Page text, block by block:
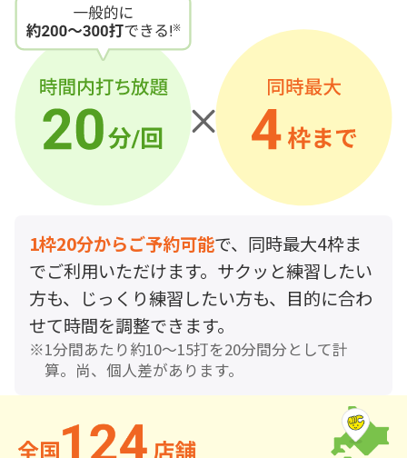
1枠20分からご予約可能で、同時最大4枠ま
でご利用いただけます。サクッと練習したい
方も、じっくり練習したい方も、目的に合わ
せて時間を調整できます。
1分間あたり約10～15打を20分間分として計
算。尚、個人差があります。